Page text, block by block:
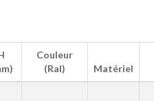
Couleur
(Ral)
Matériel